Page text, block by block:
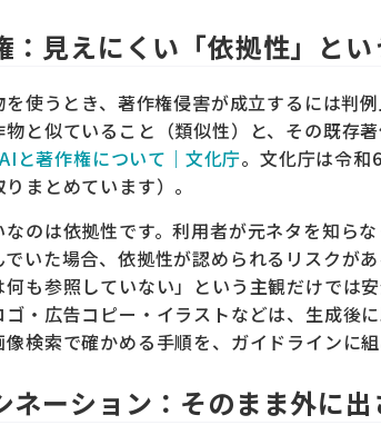
：見えにくい「依拠性」とい
使うとき、著作権侵害が成立するには判
物と似ていること（類似性）と、その既存
AIと著作権について｜文化庁。文化庁は令和
まとめています）。
なのは依拠性です。利用者が元ネタを知ら
いた場合、依拠性が認められるリスクがあ
何も参照していない」という主観だけでは
ゴ・広告コピー・イラストなどは、生成後
検索で確かめる手順を、ガイドラインに組
ネーション：そのまま外に